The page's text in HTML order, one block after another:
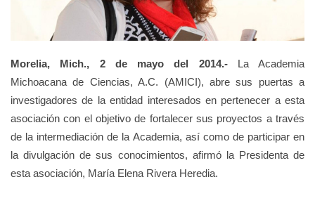
Morelia, Mich., 2 de mayo del 2014.- La Academia
Michoacana de Ciencias, A.C. (AMICI), abre sus puertas a
investigadores de la entidad interesados en pertenecer a esta
asociación con el objetivo de fortalecer sus proyectos a través
de la intermediación de la Academia, así como de participar en
la divulgación de sus conocimientos, afirmó la Presidenta de
esta asociación, María Elena Rivera Heredia.